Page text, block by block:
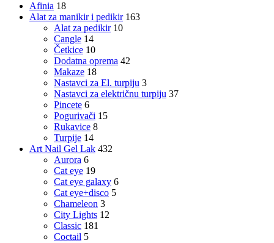
Afinia 18
Alat za manikir i pedikir 163
Alat za pedikir 10
Cangle 14
Četkice 10
Dodatna oprema 42
Makaze 18
Nastavci za El. turpiju 3
Nastavci za električnu turpiju 37
Pincete 6
Pogurivači 15
Rukavice 8
Turpije 14
Art Nail Gel Lak 432
Aurora 6
Cat eye 19
Cat eye galaxy 6
Cat eye+disco 5
Chameleon 3
City Lights 12
Classic 181
Coctail 5